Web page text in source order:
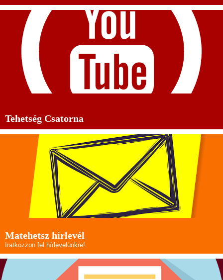
Tehetség Csatorna
Matehetsz hírlevél
Iratkozzon fel hírlevelünkre!